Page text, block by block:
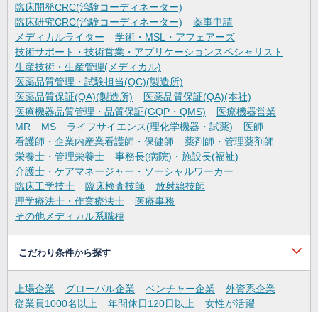
臨床開発CRC(治験コーディネーター)
臨床研究CRC(治験コーディネーター)
薬事申請
メディカルライター
学術・MSL・アフェアーズ
技術サポート・技術営業・アプリケーションスペシャリスト
生産技術・生産管理(メディカル)
医薬品質管理・試験担当(QC)(製造所)
医薬品質保証(QA)(製造所)
医薬品質保証(QA)(本社)
医療機器品質管理・品質保証(GQP・QMS)
医療機器営業
MR
MS ライフサイエンス(理化学機器・試薬)
医師
看護師・企業内産業看護師・保健師
薬剤師・管理薬剤師
栄養士・管理栄養士
事務長(病院)・施設長(福祉)
介護士・ケアマネージャー・ソーシャルワーカー
臨床工学技士
臨床検査技師
放射線技師
理学療法士・作業療法士
医療事務
その他メディカル系職種
こだわり条件から探す
上場企業 グローバル企業 ベンチャー企業
外資系企業
従業員1000名以上
年間休日120日以上
女性が活躍